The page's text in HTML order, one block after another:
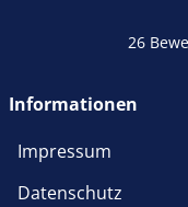
26
Informationen
Impressum
Datenschutz